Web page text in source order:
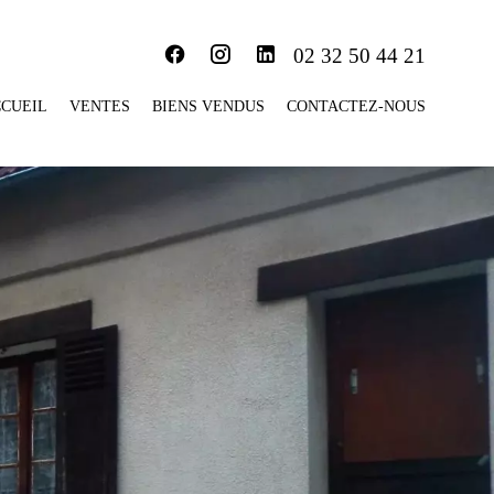
02 32 50 44 21
VENTES BIENS VENDUS CONTACTEZ-NOUS